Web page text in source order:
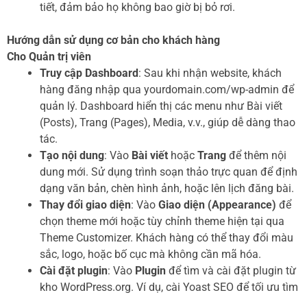
tiết, đảm bảo họ không bao giờ bị bỏ rơi.
Hướng dẫn sử dụng cơ bản cho khách hàng
Cho Quản trị viên
Truy cập Dashboard : Sau khi nhận website, khách
hàng đăng nhập qua yourdomain.com/wp-admin để
quản lý. Dashboard hiển thị các menu như Bài viết
(Posts), Trang (Pages), Media, v.v., giúp dễ dàng thao
tác.
Tạo nội dung: Vào Bài viết hoặc Trang để thêm nội
dung mới. Sử dụng trình soạn thảo trực quan để định
dạng văn bản, chèn hình ảnh, hoặc lên lịch đăng bài.
Thay đổi giao diện: Vào Giao diện (Appearance) để
chọn theme mới hoặc tùy chỉnh theme hiện tại qua
Theme Customizer. Khách hàng có thể thay đổi màu
sắc, logo, hoặc bố cục mà không cần mã hóa.
Cài đặt plugin: Vào Plugin để tìm và cài đặt plugin từ
kho WordPress.org. Ví dụ, cài Yoast SEO để tối ưu tìm